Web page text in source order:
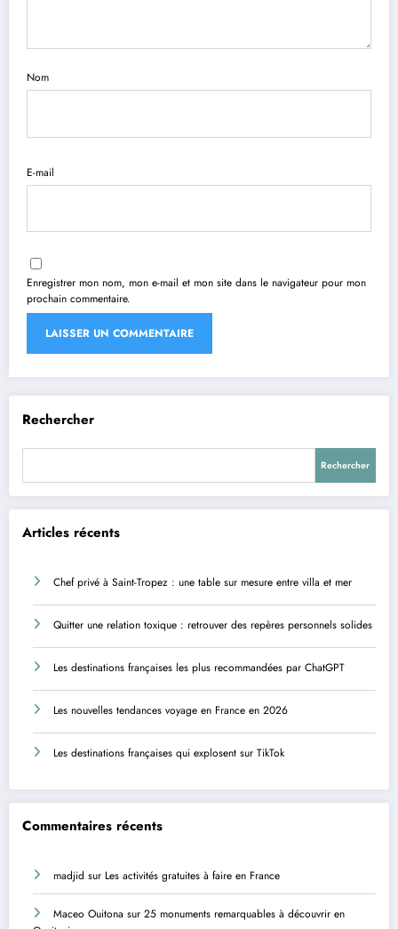
Nom
E-mail
Enregistrer mon nom, mon e-mail et mon site dans le navigateur pour mon
prochain commentaire.
Rechercher
Rechercher
Articles récents
Chef privé à Saint-Tropez : une table sur mesure entre villa et mer
Quitter une relation toxique : retrouver des repères personnels solides
Les destinations françaises les plus recommandées par ChatGPT
Les nouvelles tendances voyage en France en 2026
Les destinations françaises qui explosent sur TikTok
Commentaires récents
madjid sur Les activités gratuites à faire en France
Maceo Ouitona sur 25 monuments remarquables à découvrir en